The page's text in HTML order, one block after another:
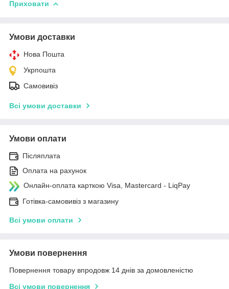
Приховати
Умови доставки
Нова Пошта
Укрпошта
Самовивіз
Всі умови доставки
Умови оплати
Післяплата
Оплата на рахунок
Онлайн-оплата карткою Visa, Mastercard - LiqPay
Готівка-самовивіз з магазину
Всі умови оплати
Умови повернення
Повернення товару впродовж 14 днів за домовленістю
Всі умови повернення